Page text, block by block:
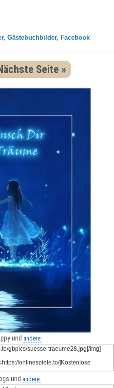
Gästebuchbilder, Facebook
Seite »
und andere:
und andere: